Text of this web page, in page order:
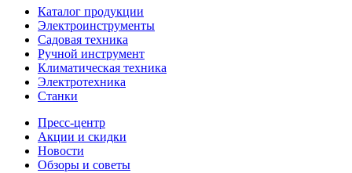
Каталог продукции
Электроинструменты
Садовая техника
Ручной инструмент
Климатическая техника
Электротехника
Станки
Пресс-центр
Акции и скидки
Новости
Обзоры и советы